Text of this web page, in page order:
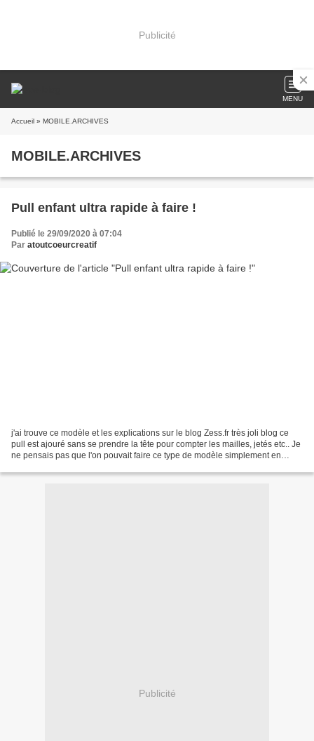
Publicité
MENU
Accueil » MOBILE.ARCHIVES
MOBILE.ARCHIVES
Pull enfant ultra rapide à faire !
Publié le 29/09/2020 à 07:04
Par atoutcoeurcreatif
j'ai trouve ce modèle et les explications sur le blog Zess.fr très joli blog ce
pull est ajouré sans se prendre la tête pour compter les mailles, jetés etc.. Je
ne pensais pas que l'on pouvait faire ce type de modèle simplement en
Publicité